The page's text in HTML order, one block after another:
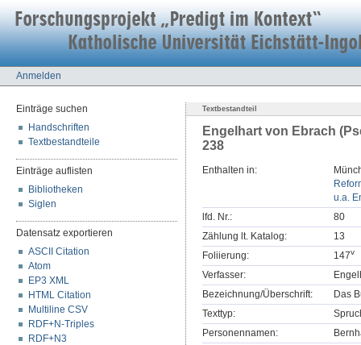
Anmelden
Einträge suchen
Handschriften
Textbestandteile
Einträge auflisten
Bibliotheken
Siglen
Datensatz exportieren
ASCII Citation
Atom
EP3 XML
HTML Citation
Multiline CSV
RDF+N-Triples
RDF+N3
Textbestandteil
Engelhart von Ebrach
238
Enthalten in:
u.a.
lfd. Nr.:
80
Zählung lt. Katalog:
13
Foliierung:
147v
Verfasser:
Bezeichnung/Überschrift:
Das
Texttyp:
Personennamen: